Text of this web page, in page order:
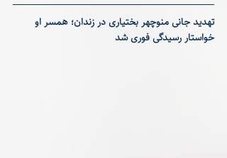
تهدید جانی منوچهر بختیاری در زندان؛ همسر او
خواستار رسیدگی فوری شد